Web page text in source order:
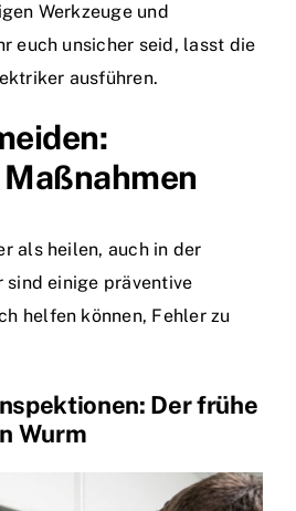
Werkzeuge und
euch unsicher seid, lasst die
ausführen.
als heilen, auch in der
einige präventive
helfen können, Fehler zu
Der frühe
Wurm